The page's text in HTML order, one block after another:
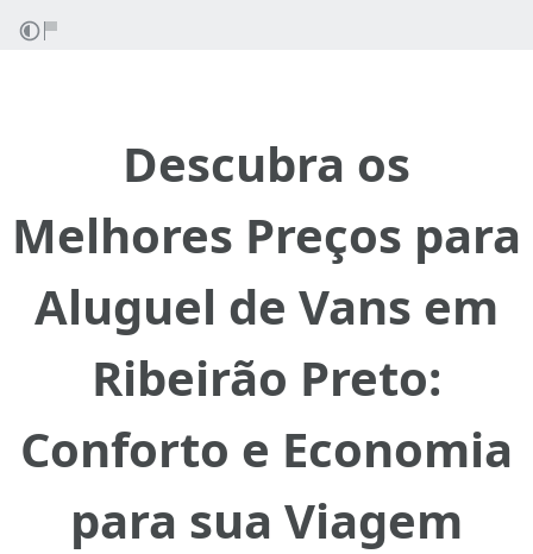
Descubra os
Melhores Preços para
Aluguel de Vans em
Ribeirão Preto:
Conforto e Economia
para sua Viagem